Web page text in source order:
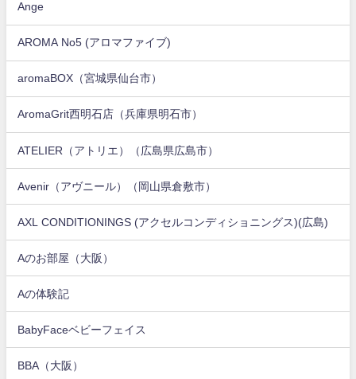
Ange
AROMA No5 (アロマファイブ)
aromaBOX（宮城県仙台市）
AromaGrit西明石店（兵庫県明石市）
ATELIER（アトリエ）（広島県広島市）
Avenir（アヴニール）（岡山県倉敷市）
AXL CONDITIONINGS (アクセルコンディショニングス)(広島)
Aのお部屋（大阪）
Aの体験記
BabyFaceベビーフェイス
BBA（大阪）